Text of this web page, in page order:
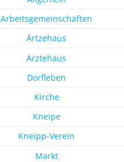
Arbeitsgemeinschaften
Ärtzehaus
Ärztehaus
Dorfleben
Kirche
Kneipe
Kneipp-Verein
Markt